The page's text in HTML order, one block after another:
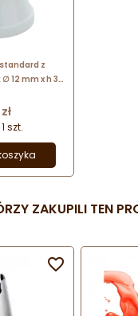
z
12 mm x h 31
szt.
ZAKUPILI TEN
